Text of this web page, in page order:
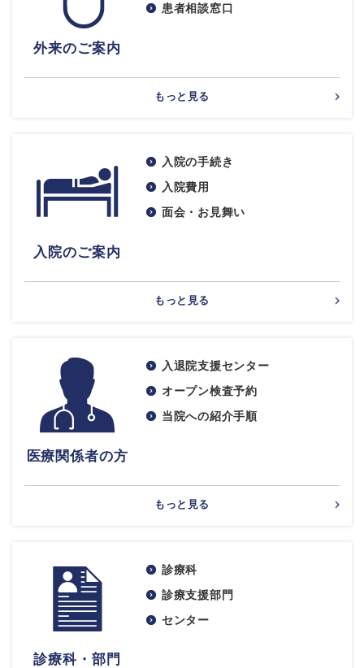
外来のご案内
患者相談窓口
もっと見る
入院のご案内
入院の手続き
入院費用
面会・お見舞い
もっと見る
医療関係者の方
入退院支援センター
オープン検査予約
当院への紹介手順
もっと見る
診療科・部門
診療科
診療支援部門
センター